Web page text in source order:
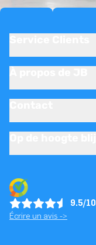
9.5/10
Écrire un avis ->